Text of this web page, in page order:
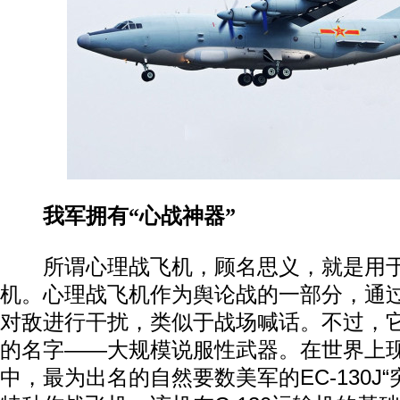
我军拥有“心战神器”
所谓心理战飞机，顾名思义，就是用
机。心理战飞机作为舆论战的一部分，通
对敌进行干扰，类似于战场喊话。不过，
的名字——大规模说服性武器。在世界上
中，最为出名的自然要数美军的EC-130J“